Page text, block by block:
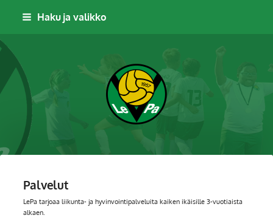
Haku ja valikko
Leppävaaran Pallo
Palvelut
LePa tarjoaa liikunta- ja hyvinvointipalveluita kaiken ikäisille 3-vuotiaista
alkaen.